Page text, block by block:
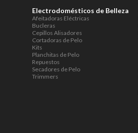
Electrodomésticos de Belleza
Afeitadoras Eléctricas
Bucleras
Cepillos Alisadores
Cortadoras de Pelo
Kits
Planchitas de Pelo
Repuestos
Secadores de Pelo
Trimmers